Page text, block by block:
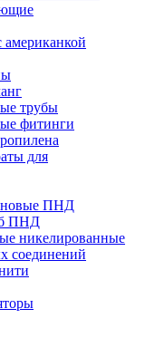
трубы
фитинги
для
ПНД
ПНД
никелированные
соединений